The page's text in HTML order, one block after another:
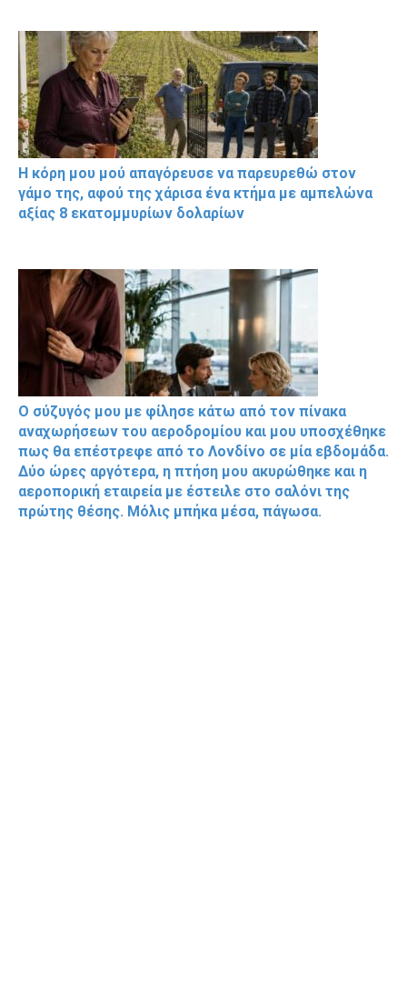
Η κόρη μου μού απαγόρευσε να παρευρεθώ στον
γάμο της, αφού της χάρισα ένα κτήμα με αμπελώνα
αξίας 8 εκατομμυρίων δολαρίων
Ο σύζυγός μου με φίλησε κάτω από τον πίνακα
αναχωρήσεων του αεροδρομίου και μου υποσχέθηκε
πως θα επέστρεφε από το Λονδίνο σε μία εβδομάδα.
Δύο ώρες αργότερα, η πτήση μου ακυρώθηκε και η
αεροπορική εταιρεία με έστειλε στο σαλόνι της
πρώτης θέσης. Μόλις μπήκα μέσα, πάγωσα.